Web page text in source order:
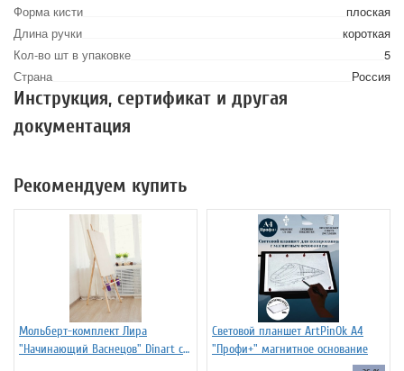
Форма кисти
плоская
Длина ручки
короткая
Кол-во шт в упаковке
5
Страна
Россия
Инструкция, сертификат и другая
документация
Рекомендуем купить
Мольберт-комплект Лира
"Начинающий Васнецов" Dinart с
Световой планшет ArtPinOk А4
"Профи+" магнитное основание